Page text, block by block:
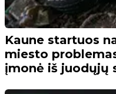
Kaune startuos
miesto
įmonė iš juodųjų